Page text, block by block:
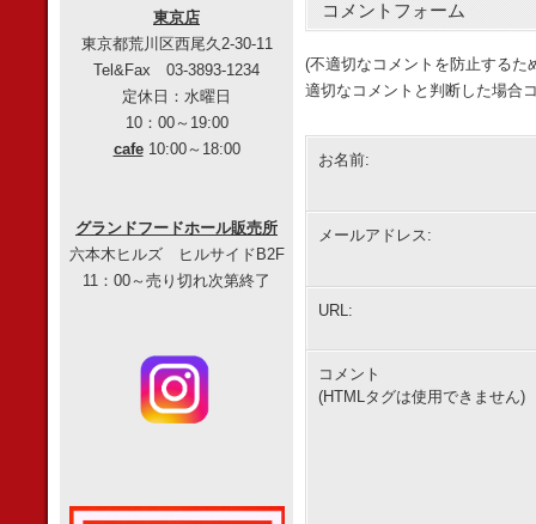
コメントフォーム
(不適切なコメントを防止するた
適切なコメントと判断した場合
お名前:
メールアドレス:
URL:
コメント
(HTMLタグは使用できません)
東京店
東京都荒川区西尾久2-30-11
Tel&Fax 03-3893-1234
定休日：水曜日
10：00～19:00
cafe10:00～18:00
グランドフードホール販売所
六本木ヒルズ ヒルサイドB2F
11：00～売り切れ次第終了